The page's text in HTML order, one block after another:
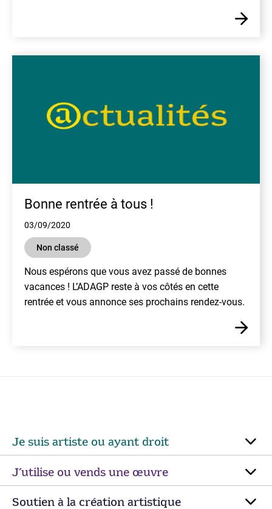
Bonne rentrée à tous !
03/09/2020
Non classé
Nous espérons que vous avez passé de bonnes
vacances ! L’ADAGP reste à vos côtés en cette
rentrée et vous annonce ses prochains rendez-vous.
Je suis artiste ou ayant droit
J’utilise ou vends une œuvre
Soutien à la création artistique